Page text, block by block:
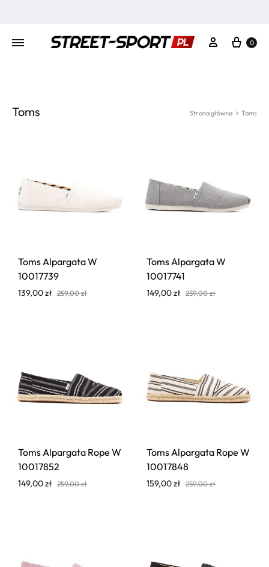
Moje konto
0
Toms Strona główna Toms
Toms Alpargata W
10017739
139,00zł 259,00zł
Toms Alpargata W
10017741
149,00zł 259,00zł
Toms Alpargata Rope W
10017852
149,00zł 259,00zł
Toms Alpargata Rope W
10017848
159,00zł 259,00zł